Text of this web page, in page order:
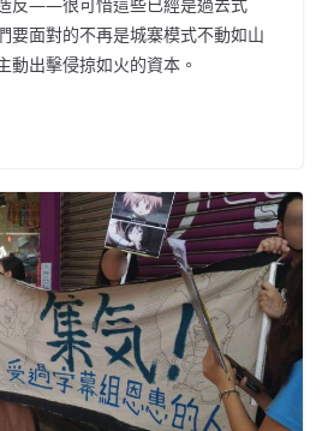
要面對的不再是城寨模式不動如山
動出擊侵掠如火的資本。